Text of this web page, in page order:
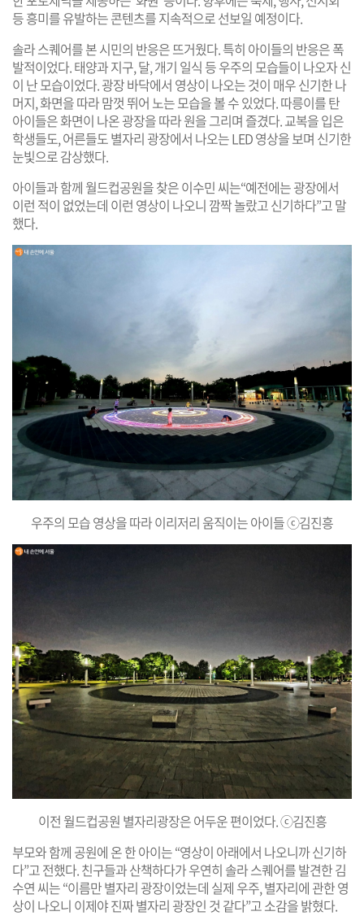
등 흥미를 유발하는 콘텐츠를 지속적으로 선보일 예정이다.
솔라 스퀘어를 본 시민의 반응은 뜨거웠다. 특히 아이들의 반응은 폭
발적이었다. 태양과 지구, 달, 개기 일식 등 우주의 모습들이 나오자 신
이 난 모습이었다. 광장 바닥에서 영상이 나오는 것이 매우 신기한 나
머지, 화면을 따라 맘껏 뛰어 노는 모습을 볼 수 있었다. 따릉이를 탄
아이들은 화면이 나온 광장을 따라 원을 그리며 즐겼다. 교복을 입은
학생들도, 어른들도 별자리 광장에서 나오는 LED 영상을 보며 신기한
눈빛으로 감상했다.
아이들과 함께 월드컵공원을 찾은 이수민 씨는“예전에는 광장에서
이런 적이 없었는데 이런 영상이 나오니 깜짝 놀랐고 신기하다”고 말
했다.
우주의 모습 영상을 따라 이리저리 움직이는 아이들 ⓒ김진흥
이전 월드컵공원 별자리광장은 어두운 편이었다. ⓒ김진흥
부모와 함께 공원에 온 한 아이는 “영상이 아래에서 나오니까 신기하
다”고 전했다. 친구들과 산책하다가 우연히 솔라 스퀘어를 발견한 김
수연 씨는 “이름만 별자리 광장이었는데 실제 우주, 별자리에 관한 영
상이 나오니 이제야 진짜 별자리 광장인 것 같다”고 소감을 밝혔다.